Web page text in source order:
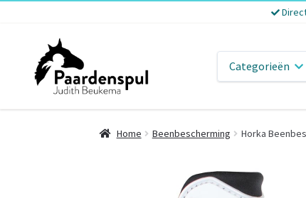
Categorieën
Home Beenbescherming Horka